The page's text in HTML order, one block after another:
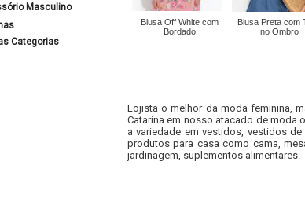
Masculino
Categorias
Blusa Off White com
Bordado
Blusa Preta com
no Ombro
Lojista o melhor da moda feminina,
Catarina em nosso atacado de moda
a variedade em vestidos, vestidos
produtos para casa como cama,
jardinagem, suplementos alimentares.